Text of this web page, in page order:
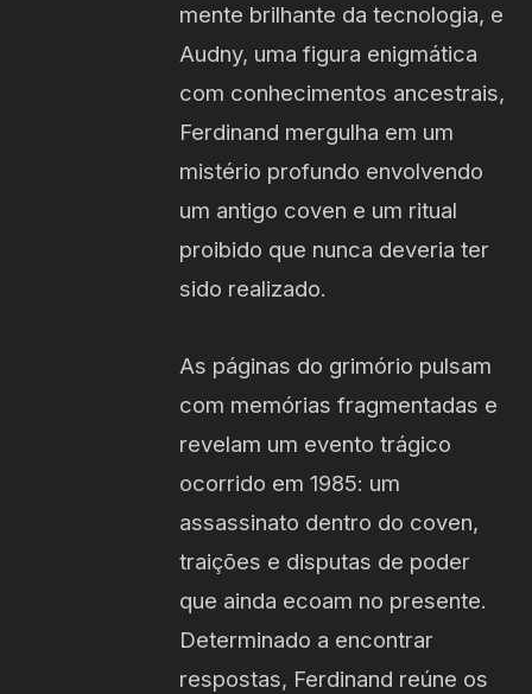
mente brilhante da tecnologia, e
Audny, uma figura enigmática
com conhecimentos ancestrais,
Ferdinand mergulha em um
mistério profundo envolvendo
um antigo coven e um ritual
proibido que nunca deveria ter
sido realizado.
As páginas do grimório pulsam
com memórias fragmentadas e
revelam um evento trágico
ocorrido em 1985: um
assassinato dentro do coven,
traições e disputas de poder
que ainda ecoam no presente.
Determinado a encontrar
respostas, Ferdinand reúne os